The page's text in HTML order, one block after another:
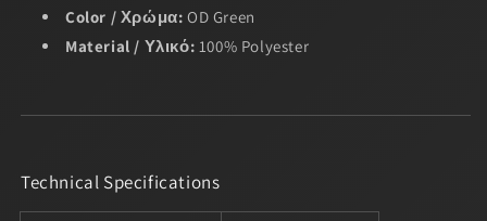
Color / Χρώμα: OD Green
Material / Υλικό: 100% Polyester
Technical Specifications